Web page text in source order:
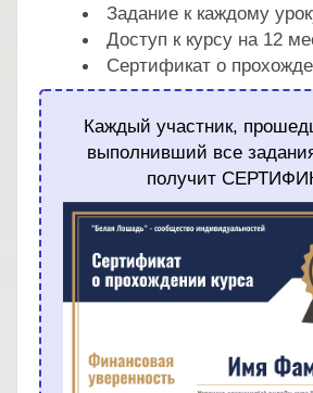
Задание к каждому
Доступ к курсу на 12
Сертификат о
Каждый участник,
выполнивший все
получит